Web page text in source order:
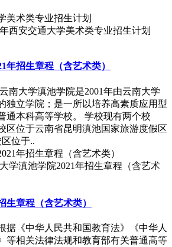
西安交通大学美术类专业招生计划
年招生章程（含艺术类）
南大学滇池学院是2001年由云南大学
独立学院；是一所以培养高素质应用型
通本科高等学校。 学校现有两个校
区位于云南省昆明滇池国家旅游度假区
位于..
学滇池学院2021年招生章程（含艺术
生章程（含艺术类）
据《中华人民共和国教育法》《中华人
等相关法律法规和教育部有关普通高等